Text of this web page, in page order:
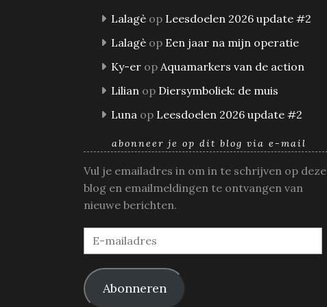
Lalagè op Leesdoelen 2026 update #2
Lalagè op Een jaar na mijn operatie
Ky-er op Aquamarkers van de action
Lilian op Diersymboliek: de muis
Luna op Leesdoelen 2026 update #2
abonneer je op dit blog via e-mail
Vul je emailadres in om in te schrijven op deze
blog en emailmeldingen te ontvangen van
nieuwe berichten.
E-
mailadres
Abonneren